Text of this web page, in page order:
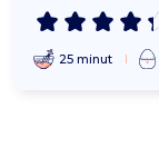
25 minut